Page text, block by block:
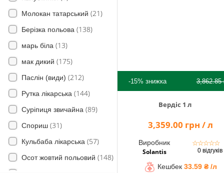
Молокан татарський (21)
Берізка польова (138)
марь біла (13)
мак дикий (175)
Паслін (види) (212)
Рутка лікарська (144)
Суріпиця звичайна (89)
Спориш (31)
Кульбаба лікарська (57)
Осот жовтий польовий (148)
-15% знижка 3,862.85
Вердіс 1 л
3,359.00 грн / л
Виробник
Solantis
☆☆☆☆☆
0 відгуків
Кешбек 33.59 ₴ /л